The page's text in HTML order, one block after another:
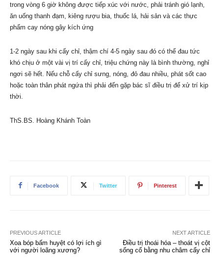
trong vòng 6 giờ không được tiếp xúc với nước, phải tránh gió lạnh,
ăn uống thanh đạm, kiêng rượu bia, thuốc lá, hải sản và các thực
phẩm cay nóng gây kích ứng
1-2 ngày sau khi cấy chỉ, thậm chí 4-5 ngày sau đó có thể đau tức
khó chịu ở một vài vị trí cấy chỉ, triệu chứng này là bình thường, nghỉ
ngơi sẽ hết. Nếu chỗ cấy chỉ sưng, nóng, đỏ đau nhiều, phát sốt cao
hoặc toàn thân phát ngứa thì phải đến gặp bác sĩ điều trị để xử trí kịp
thời.
ThS.BS. Hoàng Khánh Toàn
Facebook Twitter Pinterest
PREVIOUS ARTICLE
Xoa bóp bấm huyệt có lợi ích gì
với người loãng xương?
NEXT ARTICLE
Điều trị thoái hóa – thoát vị cột
sống cổ bằng nhu châm cấy chỉ